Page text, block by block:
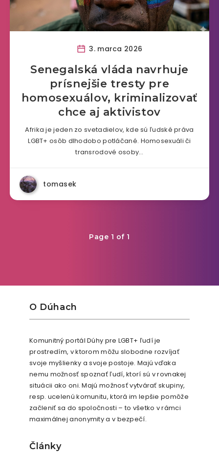
3. marca 2026
Senegalská vláda navrhuje
prísnejšie tresty pre
homosexuálov, kriminalizovať
chce aj aktivistov
Afrika je jeden zo svetadielov, kde sú ľudské práva
LGBT+ osôb dlhodobo potláčané. Homosexuáli či
transrodové osoby…
tomasek
Page 1 of 1
O Dúhach
Komunitný portál Dúhy pre LGBT+ ľudí je
prostredím, v ktorom môžu slobodne rozvíjať
svoje myšlienky a svoje postoje. Majú vďaka
nemu možnosť spoznať ľudí, ktorí sú v rovnakej
situácii ako oni. Majú možnosť vytvárať skupiny,
resp. ucelenú komunitu, ktorá im lepšie pomôže
začleniť sa do spoločnosti – to všetko v rámci
maximálnej anonymity a v bezpečí.
Články